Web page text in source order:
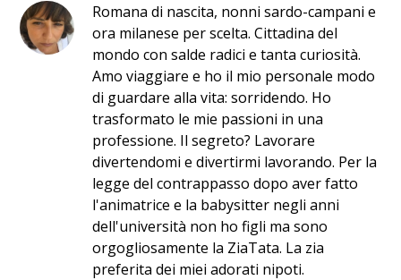
Romana di nascita, nonni sardo-campani e
ora milanese per scelta. Cittadina del
mondo con salde radici e tanta curiosità.
Amo viaggiare e ho il mio personale modo
di guardare alla vita: sorridendo. Ho
trasformato le mie passioni in una
professione. Il segreto? Lavorare
divertendomi e divertirmi lavorando. Per la
legge del contrappasso dopo aver fatto
l'animatrice e la babysitter negli anni
dell'università non ho figli ma sono
orgogliosamente la ZiaTata. La zia
preferita dei miei adorati nipoti.